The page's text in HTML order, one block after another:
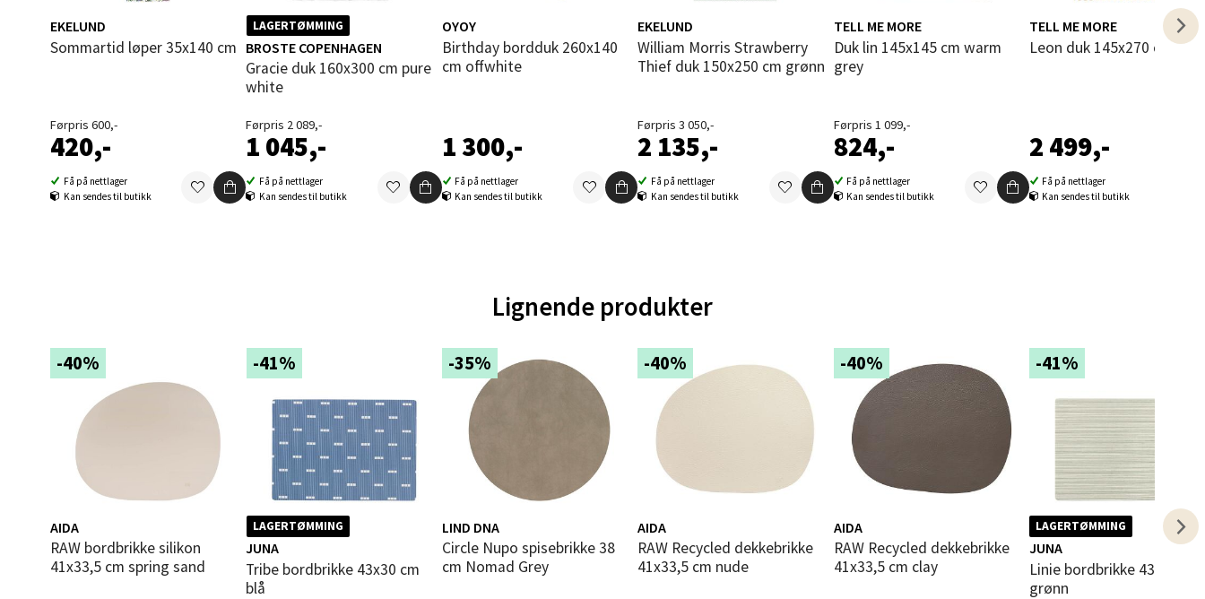
EKELUND
Sommartid løper 35x140 cm
Førpris 600,-
420,-
Få på nettlager
Kan sendes til butikk
LAGERTØMMING
BROSTE COPENHAGEN
Gracie duk 160x300 cm pure
white
Førpris 2 089,-
1 045,-
Få på nettlager
Kan sendes til butikk
OYOY
Birthday bordduk 260x140
cm offwhite
1 300,-
Få på nettlager
Kan sendes til butikk
EKELUND
William Morris Strawberry
Thief duk 150x250 cm grønn
Førpris 3 050,-
2 135,-
Få på nettlager
Kan sendes til butikk
TELL ME MORE
Duk lin 145x145 cm warm
grey
Førpris 1 099,-
824,-
Få på nettlager
Kan sendes til butikk
TELL ME MORE
Leon duk 145x270 cm
2 499,-
Få på nettlager
Kan sendes til butikk
Lignende produkter
-40%
AIDA
RAW bordbrikke silikon
41x33,5 cm spring sand
-41%
LAGERTØMMING
JUNA
Tribe bordbrikke 43x30 cm
blå
-35%
LIND DNA
Circle Nupo spisebrikke 38
cm Nomad Grey
-40%
AIDA
RAW Recycled dekkebrikke
41x33,5 cm nude
-40%
AIDA
RAW Recycled dekkebrikke
41x33,5 cm clay
-41%
LAGERTØMMING
JUNA
Linie bordbrikke 43x30 cm lys
grønn
Molde - Moldetorget
Torget 1, 6413 Molde
Åpent i dag 10-20
Narvik - Thon Senter Malmporten
Bergen - Oasen Senter
Folke Bernadottes vei 52, 5147 Fyllingsdalen
Åpent i dag 10-21
0 i butikk
Velg
Oppdal - Aunasenteret
Aunasenteret, Sunndalsvegen 3, 7340 Oppdal
Åpent i dag 10-19